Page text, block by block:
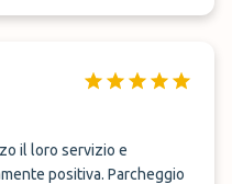
il loro servizio e
positiva. Parcheggio